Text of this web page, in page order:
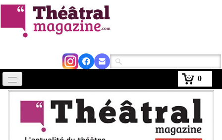
0
Avignon 2026